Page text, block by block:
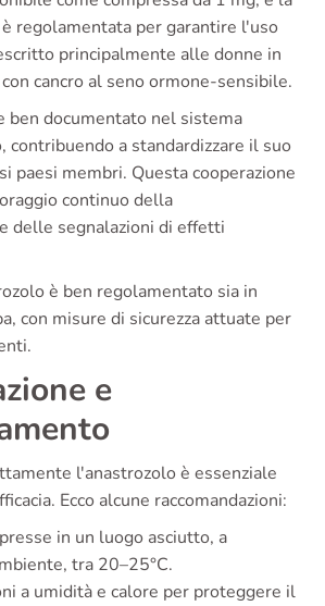
regolamentata per garantire l'uso
principalmente alle donne in
cancro al seno ormone-sensibile.
ben documentato nel sistema
contribuendo a standardizzare il suo
paesi membri. Questa cooperazione
continuo della
delle segnalazioni di effetti
è ben regolamentato sia in
con misure di sicurezza attuate per
e
l'anastrozolo è essenziale
Ecco alcune raccomandazioni:
in un luogo asciutto, a
tra 20–25°C.
a umidità e calore per proteggere il